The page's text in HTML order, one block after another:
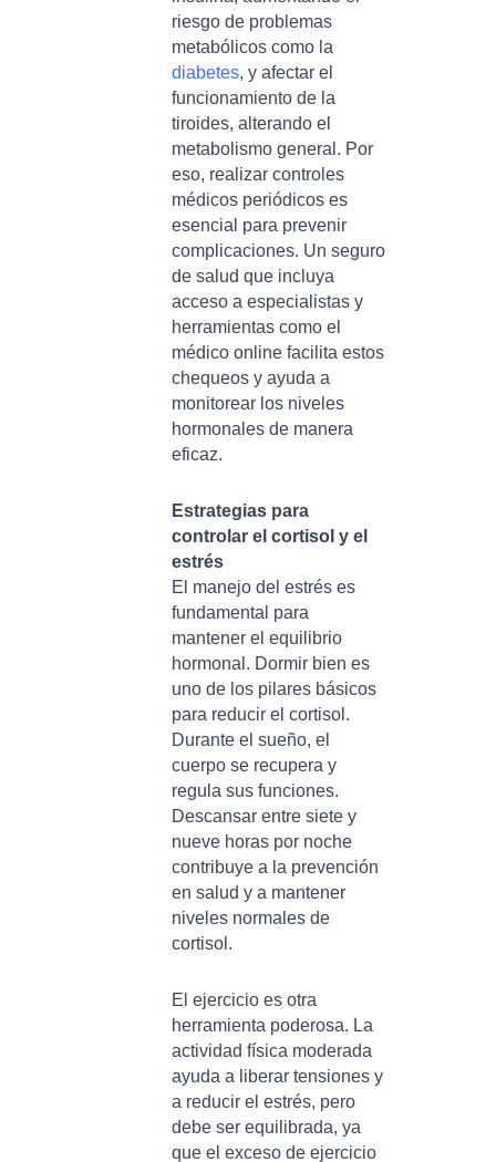
riesgo de problemas
metabólicos como la
diabetes, y afectar el
funcionamiento de la
tiroides, alterando el
metabolismo general. Por
eso, realizar controles
médicos periódicos es
esencial para prevenir
complicaciones. Un seguro
de salud que incluya
acceso a especialistas y
herramientas como el
médico online facilita estos
chequeos y ayuda a
monitorear los niveles
hormonales de manera
eficaz.
Estrategias para
controlar el cortisol y el
estrés
El manejo del estrés es
fundamental para
mantener el equilibrio
hormonal. Dormir bien es
uno de los pilares básicos
para reducir el cortisol.
Durante el sueño, el
cuerpo se recupera y
regula sus funciones.
Descansar entre siete y
nueve horas por noche
contribuye a la prevención
en salud y a mantener
niveles normales de
cortisol.
El ejercicio es otra
herramienta poderosa. La
actividad física moderada
ayuda a liberar tensiones y
a reducir el estrés, pero
debe ser equilibrada, ya
que el exceso de ejercicio